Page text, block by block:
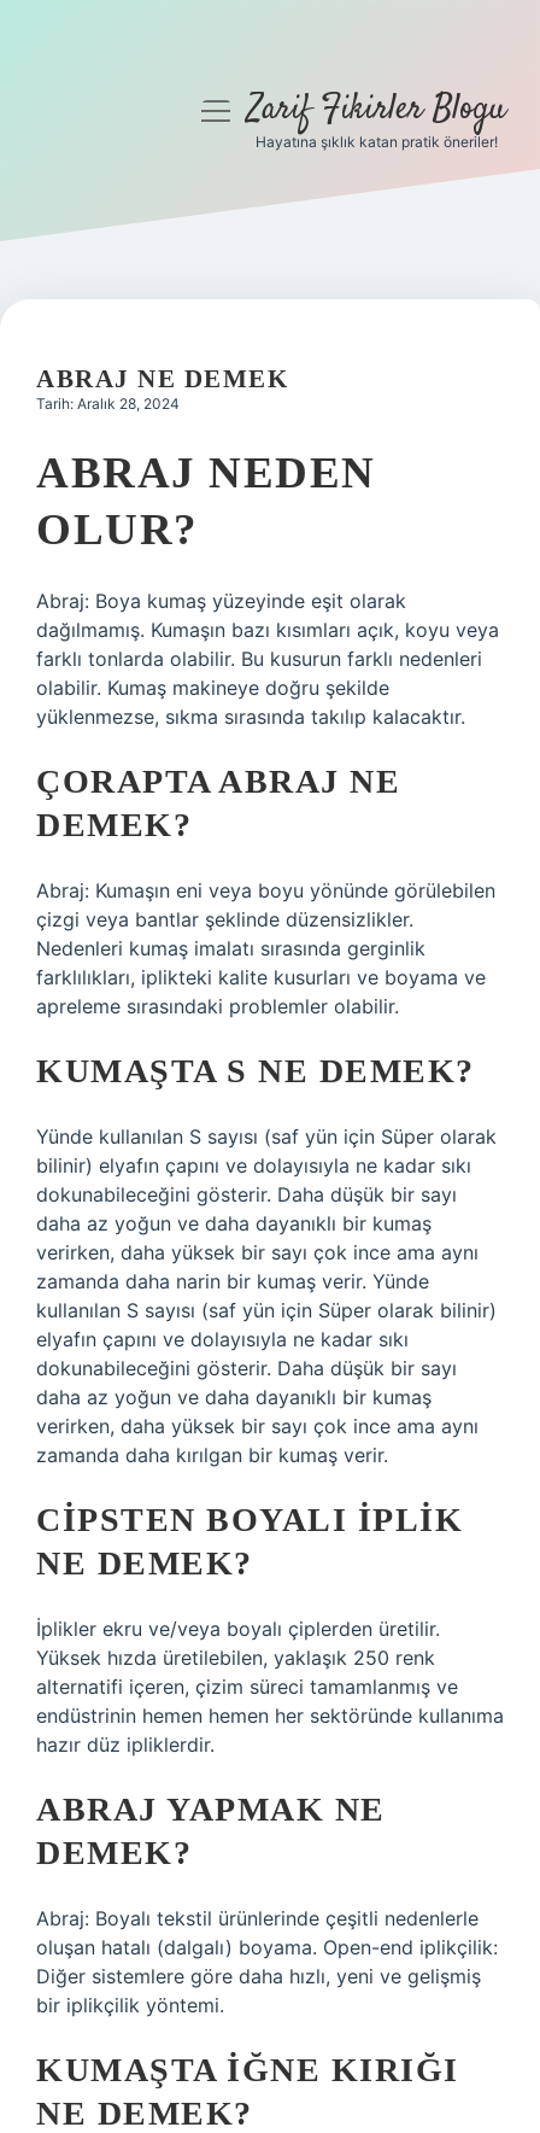
Gizlilik Politikası
Yasal Uyarı
menüyüZarif Fikirler Blogu
Hayatına şıklık katan pratik öneriler!
ABRAJ NE DEMEK
Tarih: Aralık 28, 2024
ABRAJ NEDEN
OLUR?
Abraj: Boya kumaş yüzeyinde eşit olarak
dağılmamış. Kumaşın bazı kısımları açık, koyu veya
farklı tonlarda olabilir. Bu kusurun farklı nedenleri
olabilir. Kumaş makineye doğru şekilde
yüklenmezse, sıkma sırasında takılıp kalacaktır.
ÇORAPTA ABRAJ NE
DEMEK?
Abraj: Kumaşın eni veya boyu yönünde görülebilen
çizgi veya bantlar şeklinde düzensizlikler.
Nedenleri kumaş imalatı sırasında gerginlik
farklılıkları, iplikteki kalite kusurları ve boyama ve
apreleme sırasındaki problemler olabilir.
KUMAŞTA S NE DEMEK?
Yünde kullanılan S sayısı (saf yün için Süper olarak
bilinir) elyafın çapını ve dolayısıyla ne kadar sıkı
dokunabileceğini gösterir. Daha düşük bir sayı
daha az yoğun ve daha dayanıklı bir kumaş
verirken, daha yüksek bir sayı çok ince ama aynı
zamanda daha narin bir kumaş verir. Yünde
kullanılan S sayısı (saf yün için Süper olarak bilinir)
elyafın çapını ve dolayısıyla ne kadar sıkı
dokunabileceğini gösterir. Daha düşük bir sayı
daha az yoğun ve daha dayanıklı bir kumaş
verirken, daha yüksek bir sayı çok ince ama aynı
zamanda daha kırılgan bir kumaş verir.
CIPSTEN BOYALI IPLIK
NE DEMEK?
İplikler ekru ve/veya boyalı çiplerden üretilir.
Yüksek hızda üretilebilen, yaklaşık 250 renk
alternatifi içeren, çizim süreci tamamlanmış ve
endüstrinin hemen hemen her sektöründe kullanıma
hazır düz ipliklerdir.
ABRAJ YAPMAK NE
DEMEK?
Abraj: Boyalı tekstil ürünlerinde çeşitli nedenlerle
oluşan hatalı (dalgalı) boyama. Open-end iplikçilik:
Diğer sistemlere göre daha hızlı, yeni ve gelişmiş
bir iplikçilik yöntemi.
KUMAŞTA IĞNE KIRIĞI
NE DEMEK?